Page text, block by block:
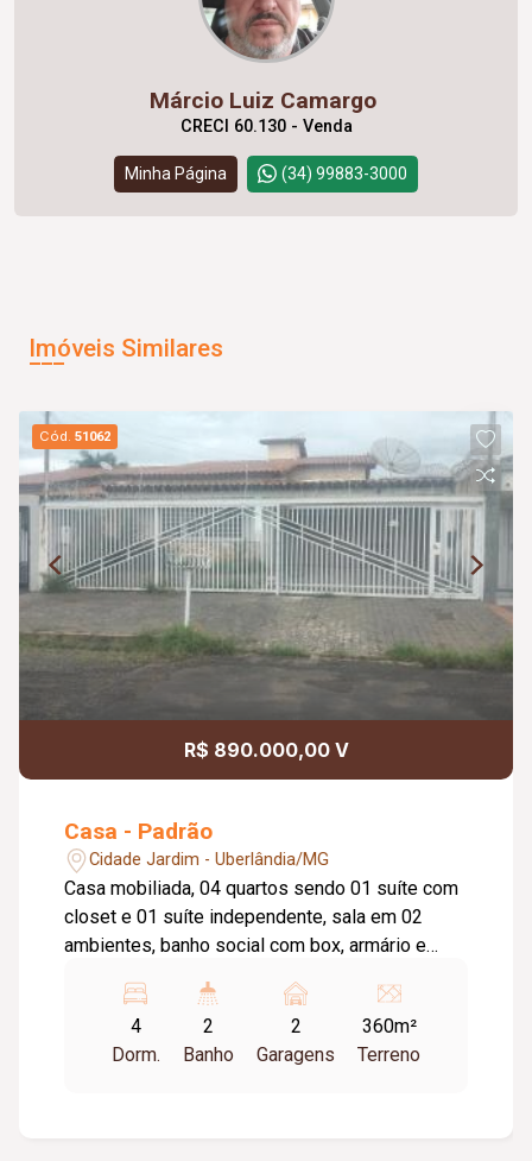
Márcio Luiz Camargo
CRECI 60.130 - Venda
Minha Página (34) 99883-3000
Imóveis Similares
Cód.51062
R$ 890.000,00 V
Casa - Padrão
Cidade Jardim - Uberlândia/MG
Casa mobiliada, 04 quartos sendo 01 suíte com
closet e 01 suíte independente, sala em 02
ambientes, banho social com box, armário e
jantar, área de serviço, varanda gourmet no fundo
com pia, balcão, churrasqueira, jardim de inverno.
4
Dorm.
2
Banho
2
Garagens
360m²
Terreno